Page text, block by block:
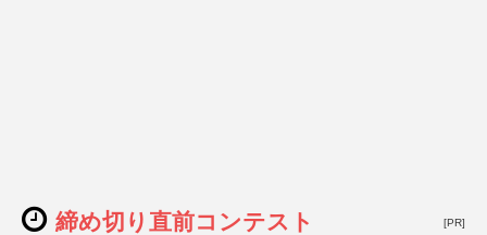
締め切り直前コンテスト [PR]